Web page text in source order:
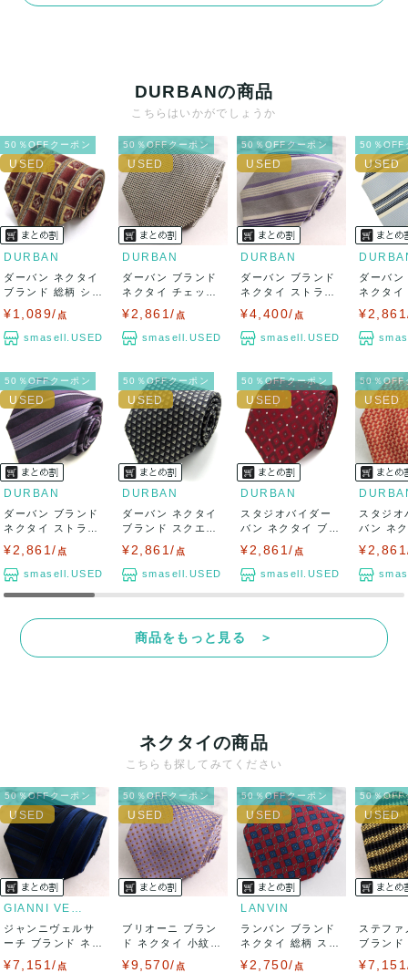
決済方法
送料：¥1,650 (見込み)
送料表を確認する
出荷目安：5営業日以内
出荷予定日：なるべく最短で発送致します。
兵庫県から出荷
DURBANの商品
こちらはいかがでしょうか
50％OFFクーポン
DURBAN
ダーバン ネクタイ
ブランド 総柄 シル
¥1,089/ 点
smasell.USED
50％OFFクーポン
DURBAN
ダーバン ブランド
ネクタイ チェック
¥2,861/ 点
smasell.USED
50％OFFクーポン
DURBAN
ダーバン ブランド
ネクタイ ストライ
¥4,400/ 点
smasell.USED
50％OFF
ダーバン
ネクタイ
50％OFFクーポン
DURBAN
ダーバン ブランド
ネクタイ ストライ
プ柄 PO ...
¥2,861/ 点
smasell.USED
50％OFFクーポン
DURBAN
ダーバン ネクタイ
ブランド スクエア
柄 シルク ...
¥2,861/ 点
smasell.USED
50％OFFクーポン
DURBAN
スタジオバイダー
バン ネクタイ ブラ
ンド スクエア...
¥2,861/ 点
smasell.USED
50％OFF
スタジオ
バン ネ
ンド 総
商品をもっと見る ＞
ネクタイの商品
こちらも探してみてください
50％OFFクーポン
GIANNI VERSACE
ジャンニヴェルサ
ーチ ブランド ネク
¥7,151/ 点
50％OFFクーポン
ブリオーニ ブラン
ド ネクタイ 小紋柄
¥9,570/ 点
50％OFFクーポン
LANVIN
ランバン ブランド
ネクタイ 総柄 スク
¥2,750/ 点
50％OFF
ステファ
ブランド